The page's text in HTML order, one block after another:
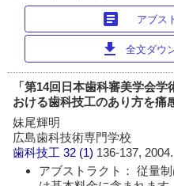
article アブス
download 全文ダウ
「第14回日本歯科審美学会
おける歯科技工のあり方を痛
妹尾輝明
広島歯科技術専門学校
歯科技工 32 (1) 136-137, 2004.
アブストラクト： 従量